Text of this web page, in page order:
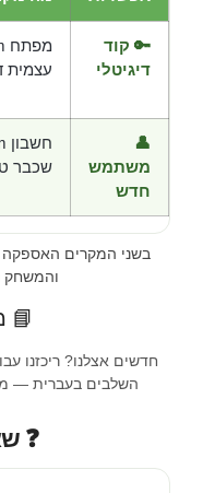
🔑 קוד
דיגיטלי
עצמית
👤
משתמש
חדש
שכבר
בשני המקרים האספקה
והמשחק
📘
חדשים אצלנו? ריכזנו
השלבים בעברית —
❓